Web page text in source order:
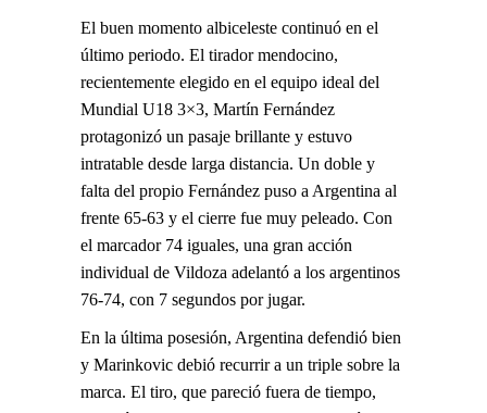
El buen momento albiceleste continuó en el
último periodo. El tirador mendocino,
recientemente elegido en el equipo ideal del
Mundial U18 3×3, Martín Fernández
protagonizó un pasaje brillante y estuvo
intratable desde larga distancia. Un doble y
falta del propio Fernández puso a Argentina al
frente 65-63 y el cierre fue muy peleado. Con
el marcador 74 iguales, una gran acción
individual de Vildoza adelantó a los argentinos
76-74, con 7 segundos por jugar.
En la última posesión, Argentina defendió bien
y Marinkovic debió recurrir a un triple sobre la
marca. El tiro, que pareció fuera de tiempo,